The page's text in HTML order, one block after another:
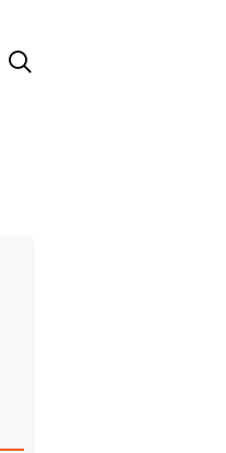
Fracht